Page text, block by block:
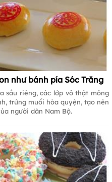
như bánh pía Sóc Trăng
sầu riêng, các lớp vỏ thật mỏng
trứng muối hòa quyện, tạo nên
người dân Nam Bộ.